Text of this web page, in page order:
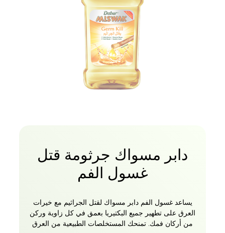
دابر مسواك جرثومة قتل
غسول الفم
يساعد غسول الفم دابر مسواك لقتل الجراثيم مع خيرات
العرق على تطهير جميع البكتيريا بعمق في كل زاوية وركن
من أركان فمك. تمنحك المستخلصات الطبيعية من العرق